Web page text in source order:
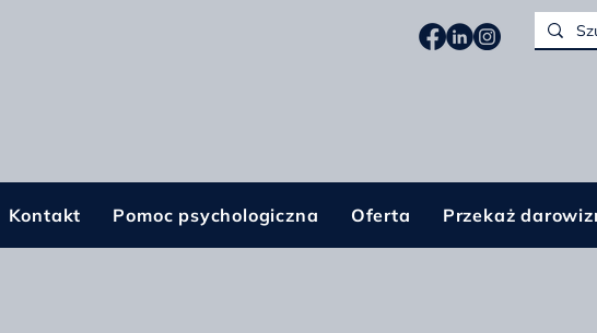
Kontakt Pomoc psychologiczna Oferta Przekaż